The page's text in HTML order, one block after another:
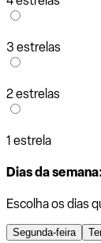
3 estrelas
2 estrelas
1 estrela
Dias da semana:
Escolha os dias
Segunda-feira